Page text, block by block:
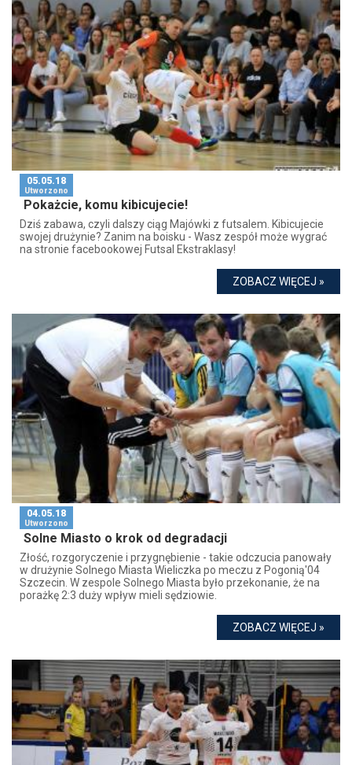
05.05.18
Utworzono
Pokażcie, komu kibicujecie!
Dziś zabawa, czyli dalszy ciąg Majówki z futsalem. Kibicujecie
swojej drużynie? Zanim na boisku - Wasz zespół może wygrać
na stronie facebookowej Futsal Ekstraklasy!
ZOBACZ WIĘCEJ »
04.05.18
Utworzono
Solne Miasto o krok od degradacji
Złość, rozgoryczenie i przygnębienie - takie odczucia panowały
w drużynie Solnego Miasta Wieliczka po meczu z Pogonią'04
Szczecin. W zespole Solnego Miasta było przekonanie, że na
porażkę 2:3 duży wpływ mieli sędziowie.
ZOBACZ WIĘCEJ »